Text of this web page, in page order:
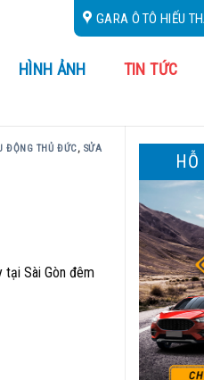
Cứu Hộ 24/24 GARA Ô TÔ HIẾU
HÌNH ẢNH TIN TỨC
ĐỘNG THỦ ĐỨC, SỬA
tại Sài Gòn đêm